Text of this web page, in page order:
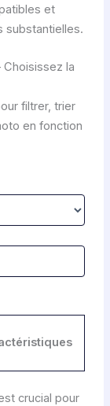
et
substantielles.
la
filtrer, trier
en fonction
crucial pour